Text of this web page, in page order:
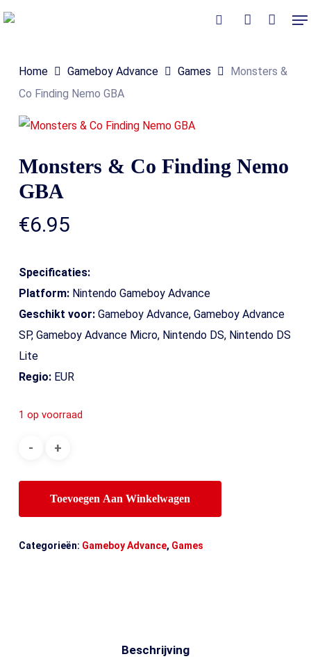
Skip
content
Home Gameboy Advance Games
Monsters &
Co Finding Nemo GBA
Monsters & Co Finding Nemo
GBA
€6.95
Specificaties:
Platform:Nintendo Gameboy Advance
Geschikt voor:Gameboy Advance, Gameboy Advance
SP, Gameboy Advance Micro, Nintendo DS, Nintendo DS
Lite
Regio:EUR
1 op voorraad
Toevoegen Aan Winkelwagen
Categorieën: Gameboy Advance, Games
Beschrijving